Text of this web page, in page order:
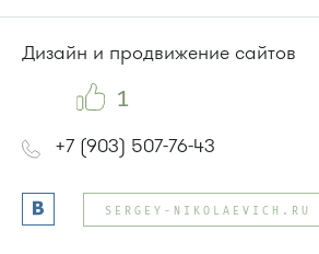
Автобусы № 17, 20.
Дизайн и продвижение сайтов
1
+7 (903) 507-76-43
SERGEY-NIKOLAEVICH.RU